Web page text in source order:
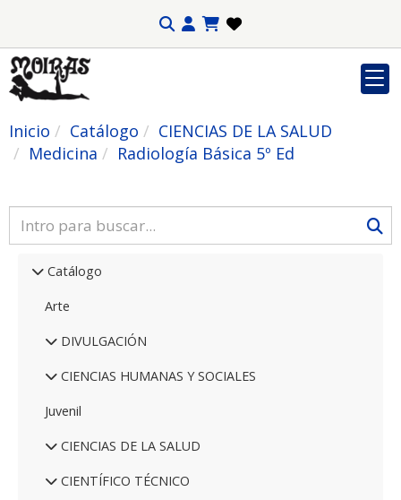
Inicio Catálogo
CIENCIAS DE LA SALUD
Medicina
Radiología Básica 5º Ed
Catálogo
Arte
DIVULGACIÓN
CIENCIAS HUMANAS Y SOCIALES
Juvenil
CIENCIAS DE LA SALUD
CIENTÍFICO TÉCNICO